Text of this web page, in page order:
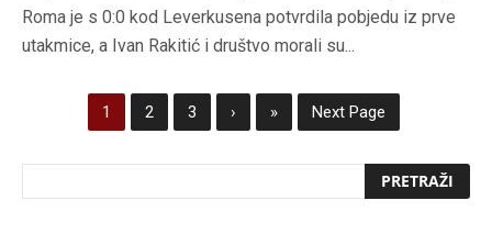
Roma je s 0:0 kod Leverkusena potvrdila pobjedu iz prve
utakmice, a Ivan Rakitić i društvo morali su...
1 2 3 › » Next Page